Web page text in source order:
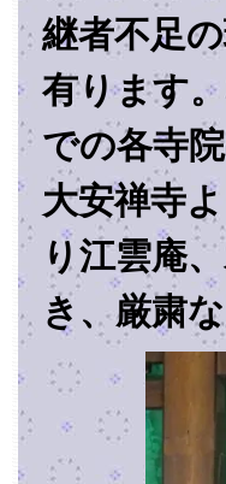
継者不足
有ります
での各寺
大安禅寺
り江雲庵
き、厳粛